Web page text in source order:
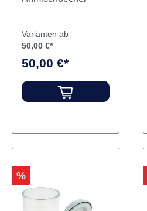
Varianten ab
50,00 €*
50,00 €*
Rabatt
%